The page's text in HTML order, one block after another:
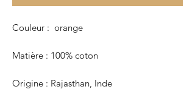
Couleur : orange
Matière : 100% coton
Origine : Rajasthan, Inde